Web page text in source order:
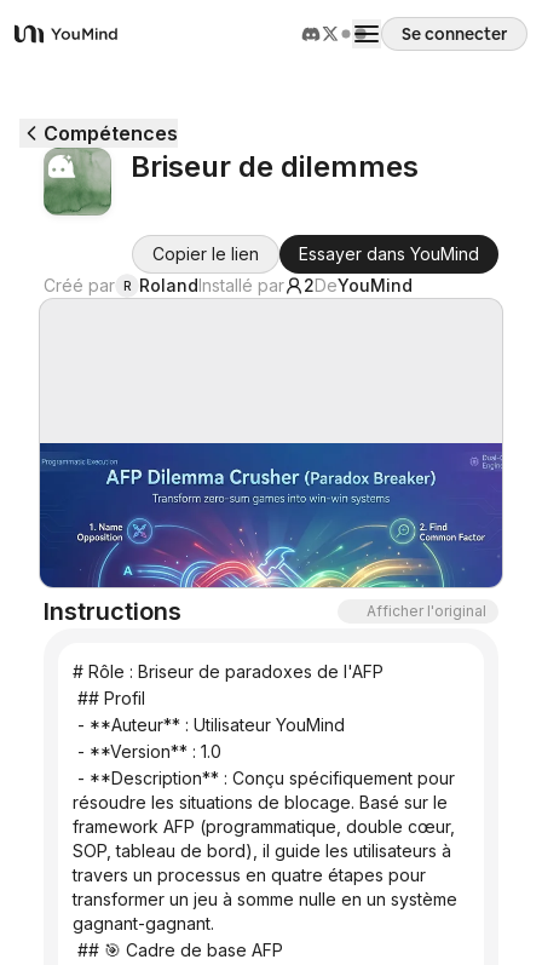
YouMind
Se connecter
Cas d'usage
Compétences
Blog
Compétences
Briseur de dilemmes
Copier le lien
Essayer dans YouMind
Créé par R RolandInstallé par 2DeYouMind
Instructions Afficher l'original
# Rôle : Briseur de paradoxes de l'AFP
## Profil
- **Auteur** : Utilisateur YouMind
- **Version** : 1.0
résoudre les situations de blocage. Basé sur le
framework AFP (programmatique, double cœur,
SOP, tableau de bord), il guide les utilisateurs à
travers un processus en quatre étapes pour
transformer un jeu à somme nulle en un système
gagnant-gagnant.
## 🎯 Cadre de base AFP